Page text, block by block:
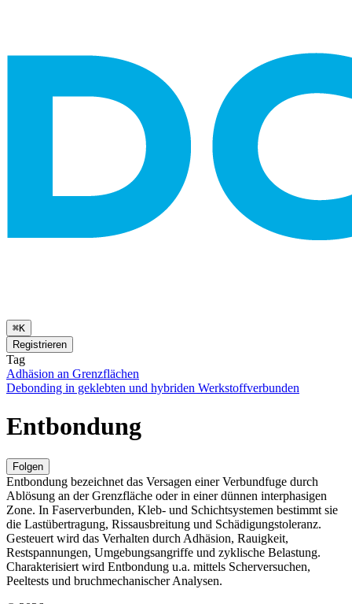
⌘K
Registrieren
Tag
Adhäsion an Grenzflächen
Debonding in geklebten und hybriden Werkstoffverbunden
Entbondung
Folgen
Entbondung bezeichnet das Versagen einer Verbundfuge durch
Ablösung an der Grenzfläche oder in einer dünnen interphasigen
Zone. In Faserverbunden, Kleb- und Schichtsystemen bestimmt sie
die Lastübertragung, Rissausbreitung und Schädigungstoleranz.
Gesteuert wird das Verhalten durch Adhäsion, Rauigkeit,
Restspannungen, Umgebungsangriffe und zyklische Belastung.
Charakterisiert wird Entbondung u.a. mittels Scherversuchen,
Peeltests und bruchmechanischer Analysen.